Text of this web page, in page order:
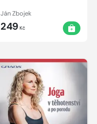
Ján Zbojek
249 Kč